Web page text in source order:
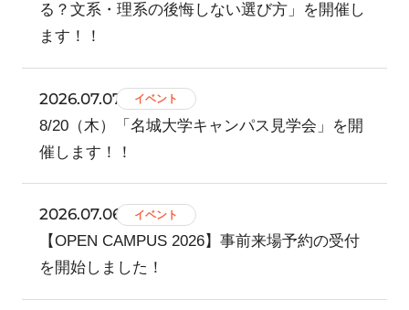
る？文系・理系の後悔しない選び方」を開催し
ます！！
2026.07.07 イベント
8/20（木）「名城大学キャンパス見学会」を開
催します！！
2026.07.06 イベント
【OPEN CAMPUS 2026】事前来場予約の受付
を開始しました！